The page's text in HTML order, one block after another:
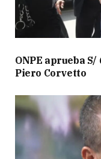
ONPE aprueba
Piero Corvetto